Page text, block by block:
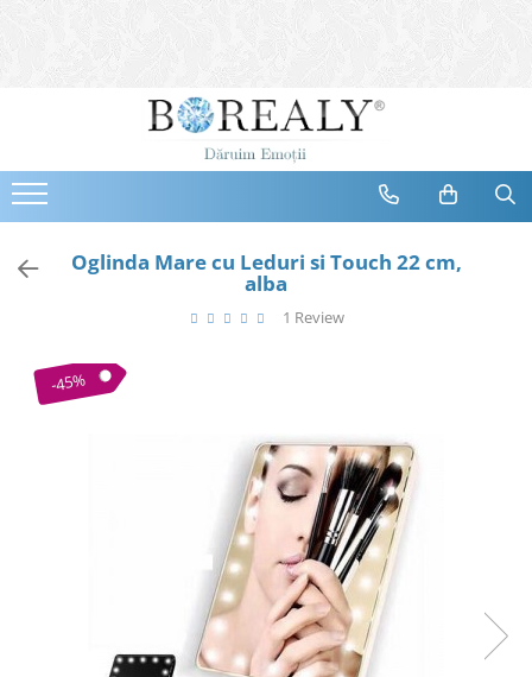
Bijuterii
Cercei
Bratari
Coliere
Destinatari
Oglinda Mare cu Leduri si Touch 22 cm,
alba
1 Review
-45%